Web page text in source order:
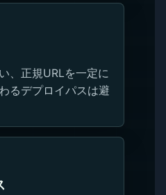
、正規URLを一定に
るデプロイパスは避